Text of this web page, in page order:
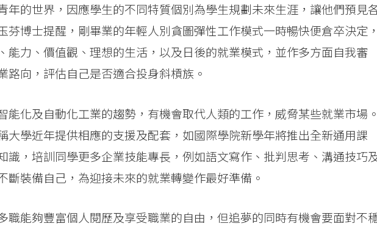
年的世界，因應學生的不同特質個別為學生規劃未來生涯，讓他們預見
芬博士提醒，剛畢業的年輕人別貪圖彈性工作模式一時暢快便倉卒決定，
能力、價值觀、理想的生活，以及日後的就業模式，並作多方面自我審
路向，評估自己是否適合投身斜槓族。
能化及自動化工業的趨勢，有機會取代人類的工作，威脅某些就業市場。
大學近年提供相應的支援及配套，如國際學院新學年將推出全新通用課
識，培訓同學更多企業技能專長，例如語文寫作、批判思考、溝通技巧
斷裝備自己，為迎接未來的就業轉變作最好準備。
職能夠豐富個人閱歷及享受職業的自由，但追夢的同時有機會要面對不